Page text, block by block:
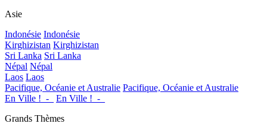
Asie
Indonésie Indonésie
Kirghizistan Kirghizistan
Sri Lanka Sri Lanka
Népal Népal
Laos Laos
Pacifique, Océanie et Australie Pacifique, Océanie et Australie
En Ville !_-_
En Ville !_-_
Grands Thèmes